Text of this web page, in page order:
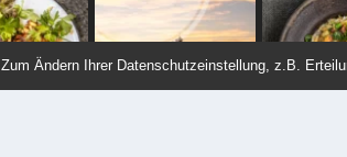
Zum Ändern Ihrer Datenschutzeinstellung, z.B.